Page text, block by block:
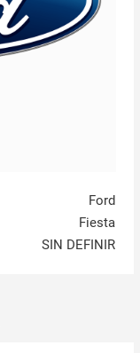
Ford
Fiesta
SIN DEFINIR